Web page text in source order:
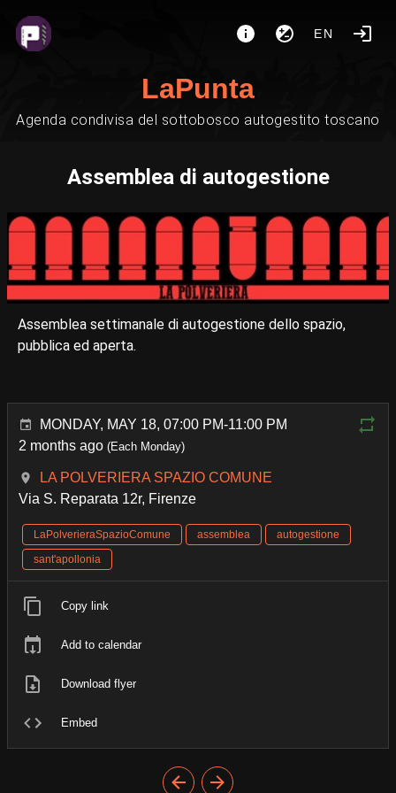
EN
LaPunta
Agenda condivisa del sottobosco autogestito toscano
Assemblea di autogestione
Assemblea settimanale di autogestione dello spazio,
pubblica ed aperta.
MONDAY, MAY 18, 07:00 PM-11:00 PM
2 months ago (Each Monday)
LA POLVERIERA SPAZIO COMUNE
Via S. Reparata 12r, Firenze
LaPolverieraSpazioComune assemblea
autogestione
sant'apollonia
Copy link
Add to calendar
Download flyer
Embed